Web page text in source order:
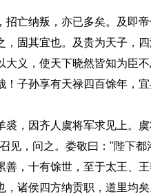
纳叛，亦已多矣。及即
固其宜也。及贵为天子，
义，使天下晓然皆知为臣
子孙享有天禄四百馀年，
因齐人虞将军求见上。虞
见，问之。娄敬曰："陛下
，十有馀世，至于太王、
诸侯四方纳贡职，道里均